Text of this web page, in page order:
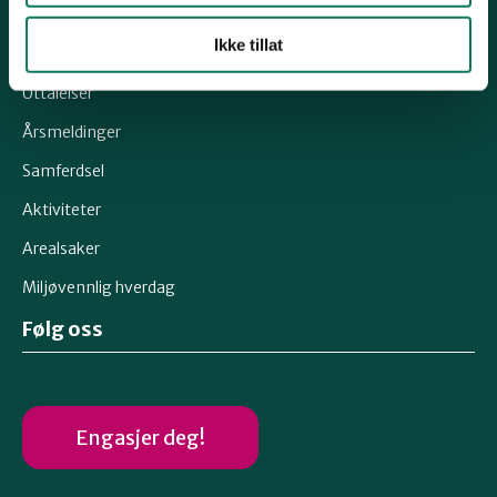
Ikke tillat
Uttalelser
Årsmeldinger
Samferdsel
Aktiviteter
Arealsaker
Miljøvennlig hverdag
Følg oss
Engasjer deg!